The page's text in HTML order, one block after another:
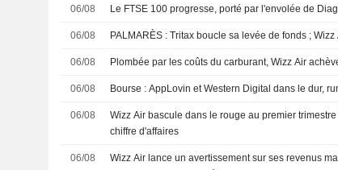
06/08 Le FTSE 100 progresse, porté par l'envolée de
06/08 PALMARÈS : Tritax boucle sa levée de fonds ;
06/08 Plombée par les coûts du carburant, Wizz Air
06/08 Bourse : AppLovin et Western Digital dans le dur,
06/08
Wizz Air bascule dans le rouge au premier
chiffre d'affaires
06/08
Wizz Air lance un avertissement sur ses revenus